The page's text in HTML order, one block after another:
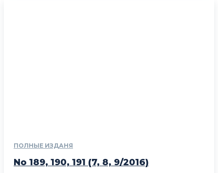
ПОЛНЫЕ ИЗДАНЯ
No 189, 190, 191 (7, 8, 9/2016)